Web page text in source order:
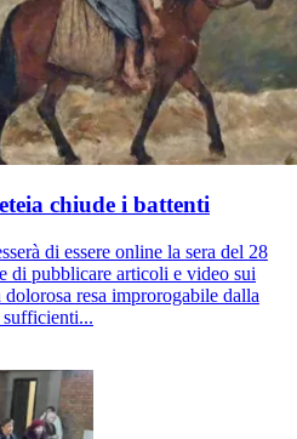
chiude i battenti
di essere online la sera del 28
di pubblicare articoli e video sui
resa improrogabile dalla
sufficienti...